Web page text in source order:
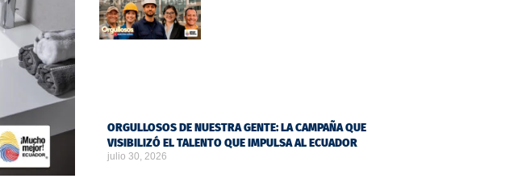
ORGULLOSOS DE NUESTRA GENTE: LA CAMPAÑA QUE
VISIBILIZÓ EL TALENTO QUE IMPULSA AL ECUADOR
julio 30, 2026